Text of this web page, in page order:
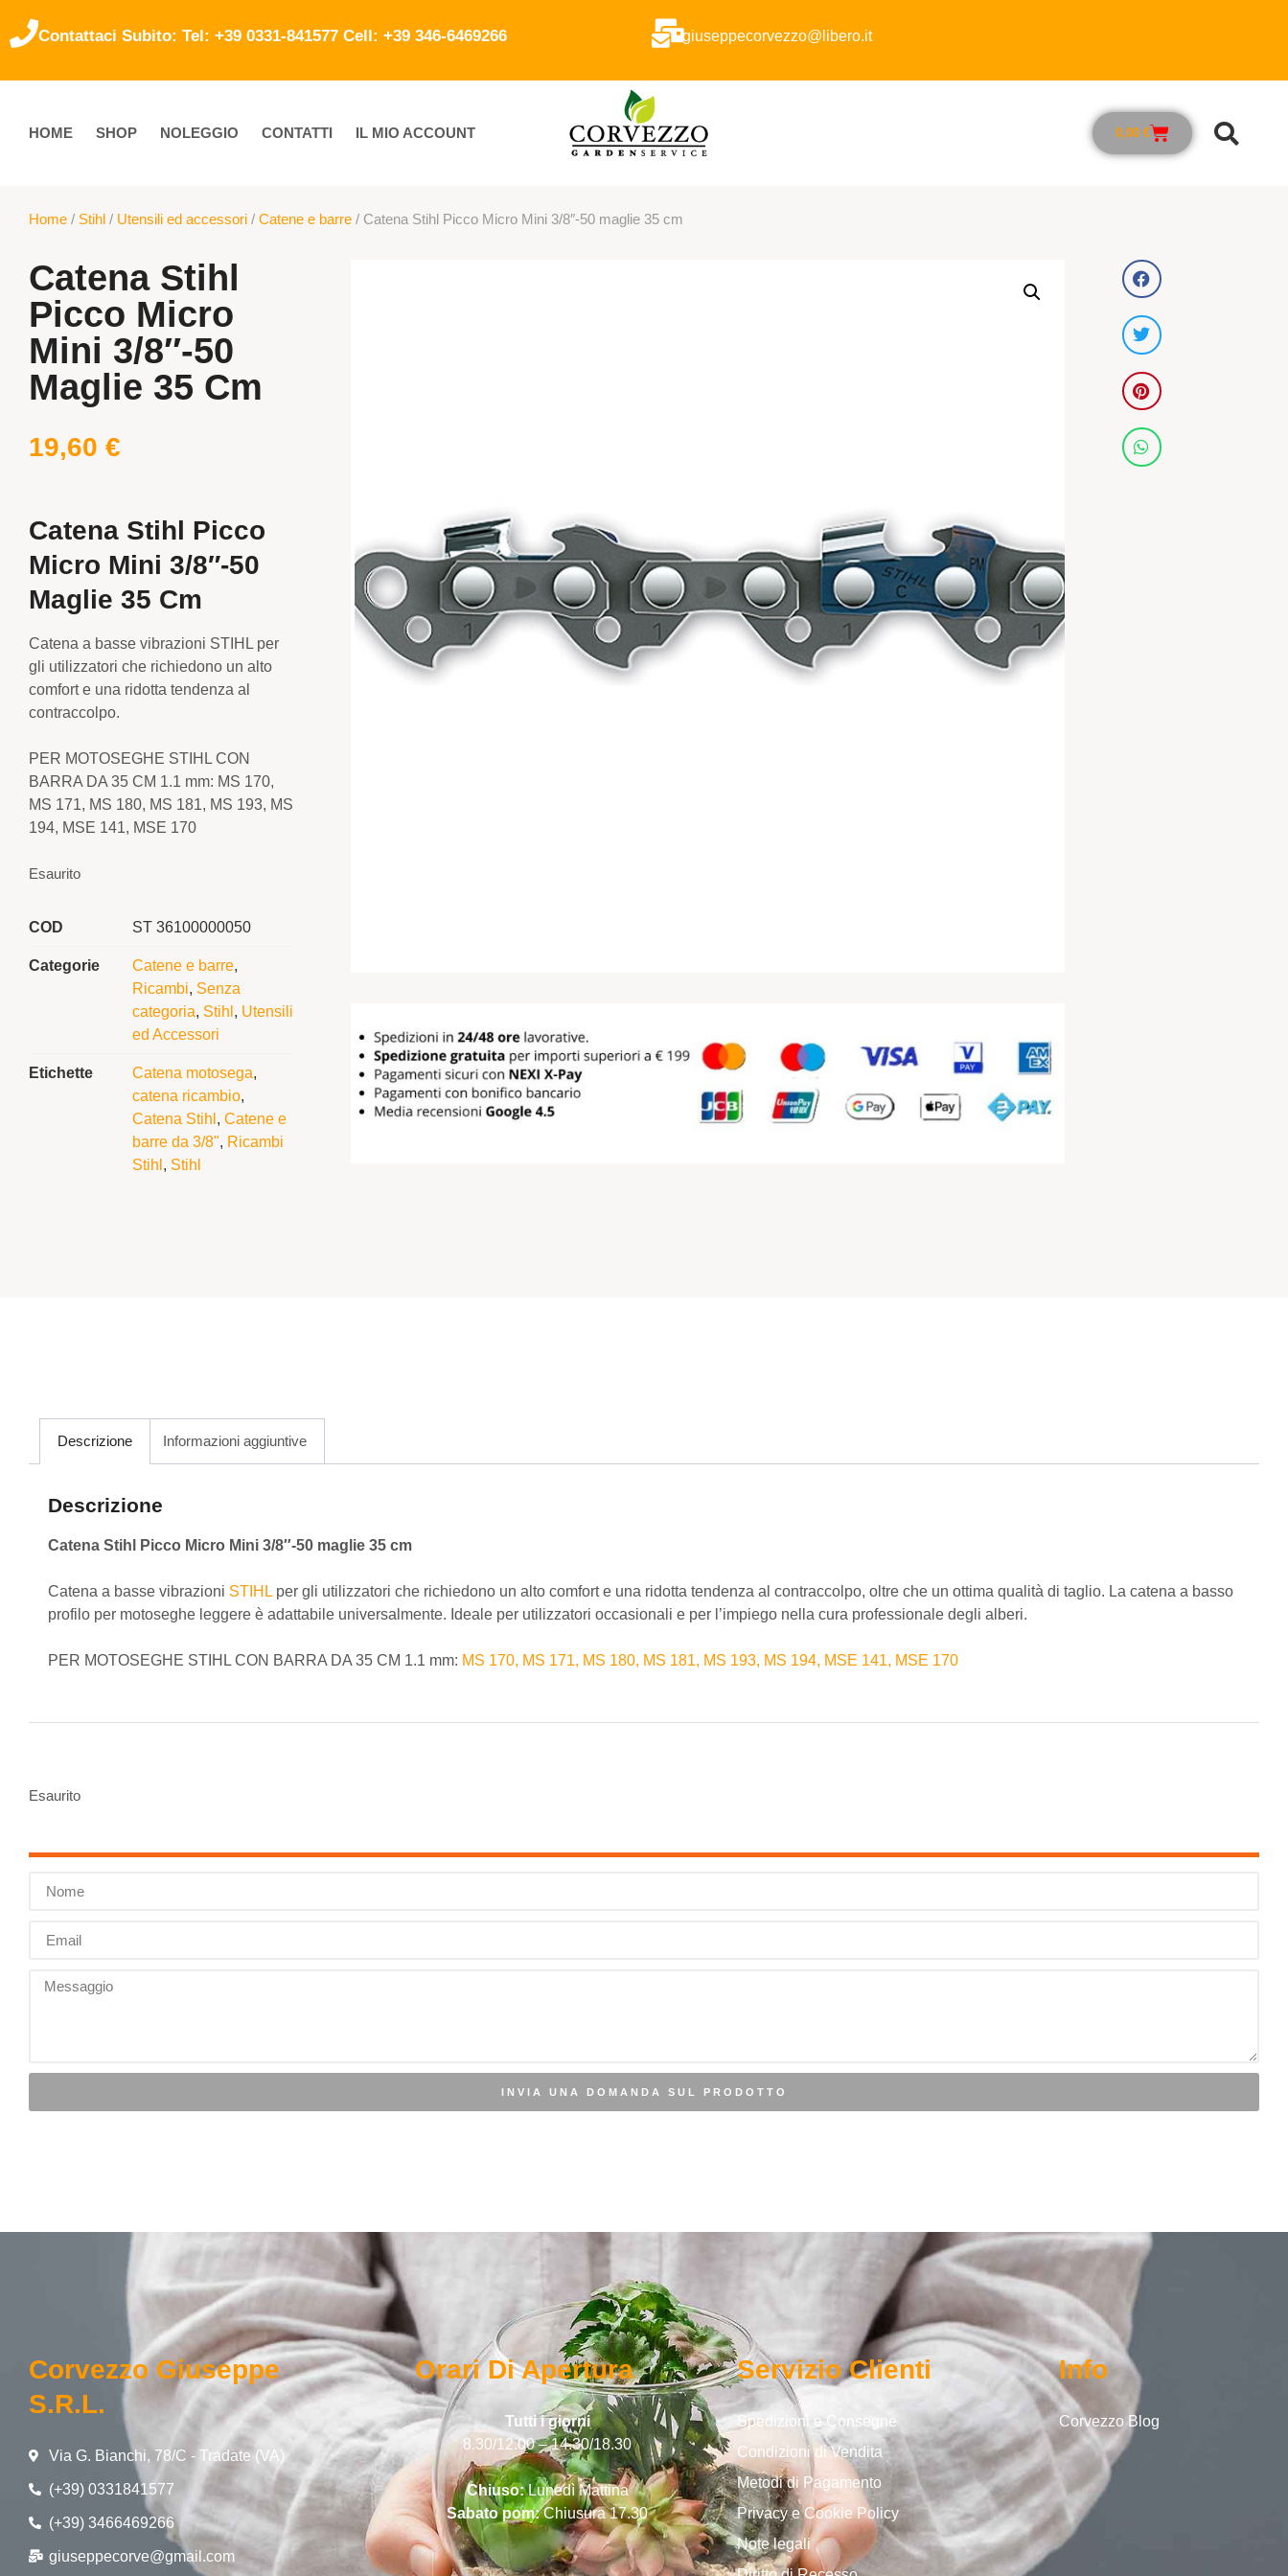
Contattaci Subito: Tel: +39 0331-841577 Cell: +39 346-6469266 giuseppecorvezzo@libero.it
HOME SHOP NOLEGGIO CONTATTI IL MIO ACCOUNT 0,00 €
Home / Stihl / Utensili ed accessori / Catene e barre / Catena Stihl Picco Micro Mini 3/8″-50 maglie 35 cm
Catena Stihl
Picco Micro
Mini 3/8″-50
Maglie 35 Cm
19,60 €
Catena Stihl Picco
Micro Mini 3/8″-50
Maglie 35 Cm
Catena a basse vibrazioni STIHL per
gli utilizzatori che richiedono un alto
comfort e una ridotta tendenza al
contraccolpo.
PER MOTOSEGHE STIHL CON
BARRA DA 35 CM 1.1 mm: MS 170,
MS 171, MS 180, MS 181, MS 193, MS
194, MSE 141, MSE 170
Esaurito
COD ST 36100000050
Categorie Catene e barre,
Ricambi, Senza
categoria, Stihl , Utensili
ed Accessori
Etichette Catena motosega,
catena ricambio,
Catena Stihl , Catene e
barre da 3/8", Ricambi
Stihl , Stihl
Descrizione Informazioni aggiuntive
Descrizione
Catena Stihl Picco Micro Mini 3/8″-50 maglie 35 cm
Catena a basse vibrazioni STIHL per gli utilizzatori che richiedono un alto comfort e una ridotta tendenza al contraccolpo, oltre che un ottima qualità di taglio. La catena a basso
profilo per motoseghe leggere è adattabile universalmente. Ideale per utilizzatori occasionali e per l’impiego nella cura professionale degli alberi.
PER MOTOSEGHE STIHL CON BARRA DA 35 CM 1.1 mm: MS 170, MS 171, MS 180, MS 181, MS 193, MS 194, MSE 141, MSE 170
Esaurito
INVIA UNA DOMANDA SUL PRODOTTO
Corvezzo Giuseppe
S.r.l.
Via G. Bianchi, 78/C - Tradate (VA)
(+39) 0331841577
(+39) 3466469266
giuseppecorve@gmail.com
Orari Di Apertura
Tutti i giorni
8.30/12.00 – 14.30/18.30
Chiuso:Lunedì Mattina
Sabato pom:Chiusura 17.30
Servizio Clienti
Spedizioni e Consegne
Condizioni di Vendita
Metodi di Pagamento
Privacy e Cookie Policy
Note legali
Info
Corvezzo Blog